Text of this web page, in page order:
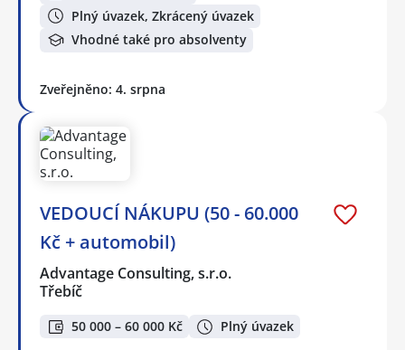
Plný úvazek, Zkrácený úvazek
Vhodné také pro absolventy
Zveřejněno: 4. srpna
VEDOUCÍ NÁKUPU (50 - 60.000
Kč + automobil)
Advantage Consulting, s.r.o.
Třebíč
50 000 – 60 000 Kč Plný úvazek